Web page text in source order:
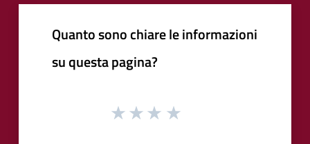
Quanto sono chiare le informazioni
su questa pagina?